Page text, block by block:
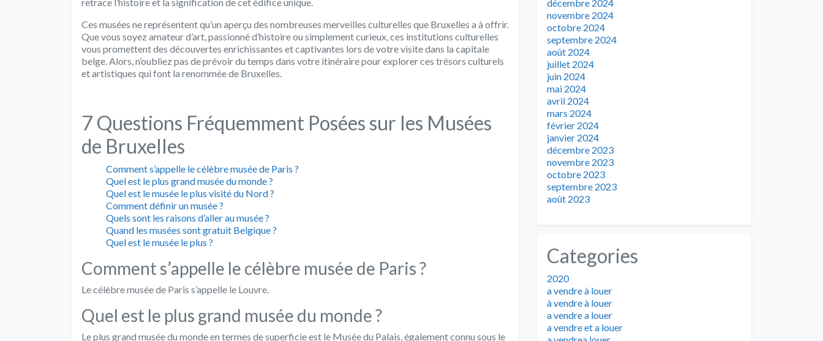
Ces musées ne représentent qu’un aperçu des nombreuses merveilles culturelles que Bruxelles a à offrir.
Que vous soyez amateur d’art, passionné d’histoire ou simplement curieux, ces institutions culturelles
vous promettent des découvertes enrichissantes et captivantes lors de votre visite dans la capitale
belge. Alors, n’oubliez pas de prévoir du temps dans votre itinéraire pour explorer ces trésors culturels
et artistiques qui font la renommée de Bruxelles.
7 Questions Fréquemment Posées sur les Musées
de Bruxelles
Comment s’appelle le célèbre musée de Paris ?
Quel est le plus grand musée du monde ?
Quel est le musée le plus visité du Nord ?
Comment définir un musée ?
Quels sont les raisons d’aller au musée ?
Quand les musées sont gratuit Belgique ?
Quel est le musée le plus ?
Comment s’appelle le célèbre musée de Paris ?
Le célèbre musée de Paris s’appelle le Louvre.
Quel est le plus grand musée du monde ?
Le plus grand musée du monde en termes de superficie est le Musée du Palais, également connu sous le
décembre 2024
novembre 2024
octobre 2024
septembre 2024
août 2024
juillet 2024
juin 2024
mai 2024
avril 2024
mars 2024
février 2024
janvier 2024
décembre 2023
novembre 2023
octobre 2023
septembre 2023
août 2023
Categories
2020
a vendre à louer
à vendre à louer
a vendre a louer
a vendre et a louer